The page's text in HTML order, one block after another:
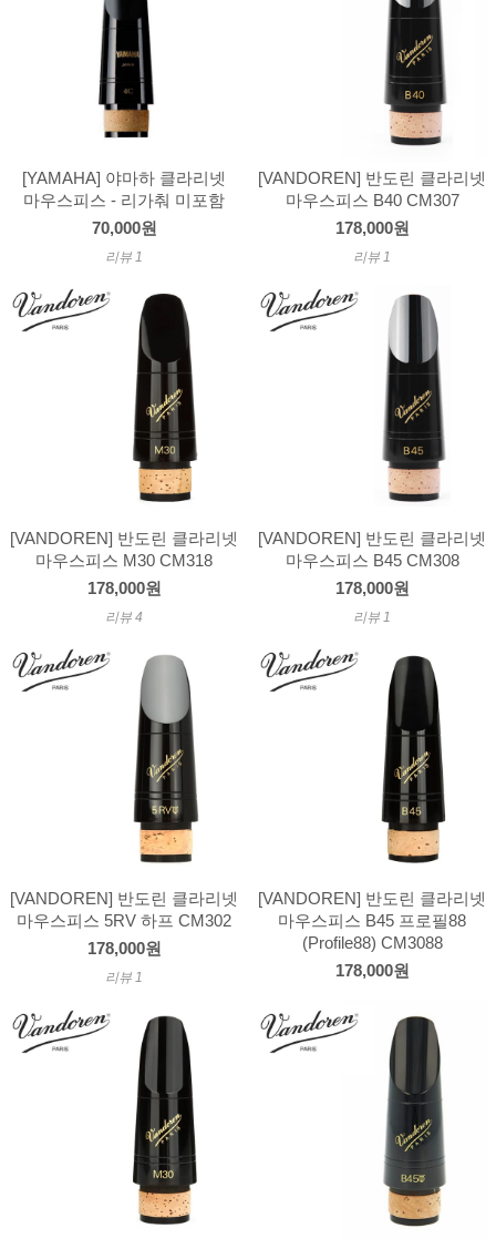
[YAMAHA] 야마하 클라리넷
마우스피스 - 리가춰 미포함
70,000원
리뷰 1
[VANDOREN] 반도린 클라리넷
마우스피스 B40 CM307
178,000원
리뷰 1
[VANDOREN] 반도린 클라리넷
마우스피스 M30 CM318
178,000원
리뷰 4
[VANDOREN] 반도린 클라리넷
마우스피스 B45 CM308
178,000원
리뷰 1
[VANDOREN] 반도린 클라리넷
마우스피스 5RV 하프 CM302
178,000원
리뷰 1
[VANDOREN] 반도린 클라리넷
마우스피스 B45 프로필88
(Profile88) CM3088
178,000원